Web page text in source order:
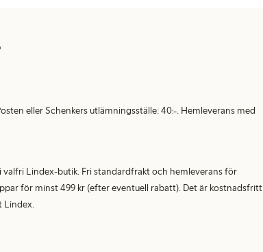
eller Schenkers utlämningsställe: 40:-. Hemleverans med
Lindex-butik. Fri standardfrakt och hemleverans för
för minst 499 kr (efter eventuell rabatt). Det är kostnadsfritt
Lindex.